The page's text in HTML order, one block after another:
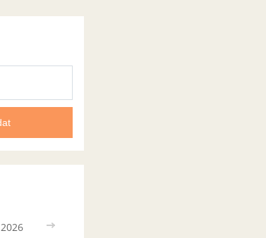
2026 >>